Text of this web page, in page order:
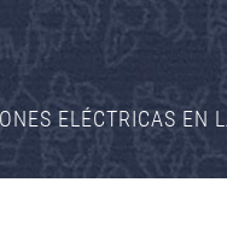
ELÉCTRICAS EN